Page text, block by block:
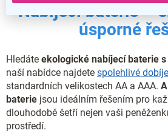
c
í
r
v
k
y
v
ý
Nabíjecí baterie –
úsporné
Hledáte ekologické nabíjecí baterie
naší nabídce najdete spolehlivé
standardních velikostech AA a AAA.
baterie jsou ideálním řešením pro
dlouhodobě šetří nejen vaši
prostředí.